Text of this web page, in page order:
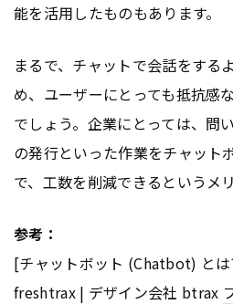
能を活用したものもあります。
まるで、チャットで会話をする
め、ユーザーにとっても抵抗感
でしょう。企業にとっては、問
の発行といった作業をチャット
で、工数を削減できるというメ
参考：
[チャットボット (Chatbot) と
freshtrax | デザイン会社 btrax